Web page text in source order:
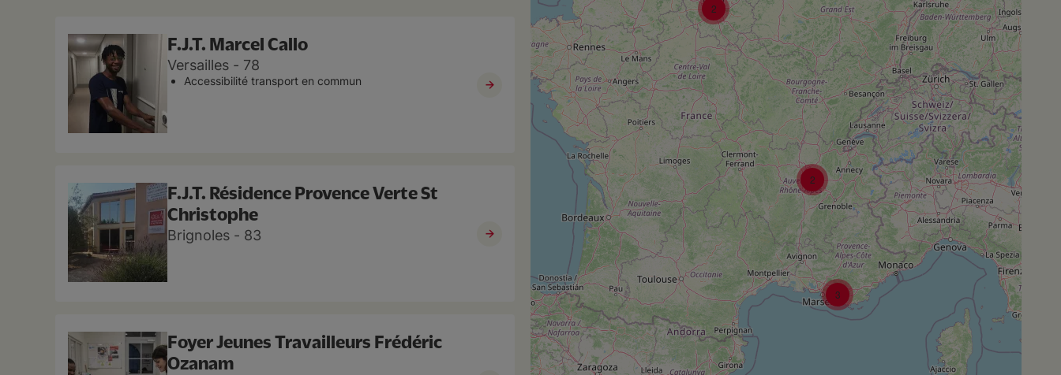
F.J.T. Marcel Callo
Versailles 78
Accessibilité transport en commun
F.J.T. Résidence Provence Verte St
Christophe
Brignoles 83
Foyer Jeunes Travailleurs Frédéric
Ozanam
3
2
2